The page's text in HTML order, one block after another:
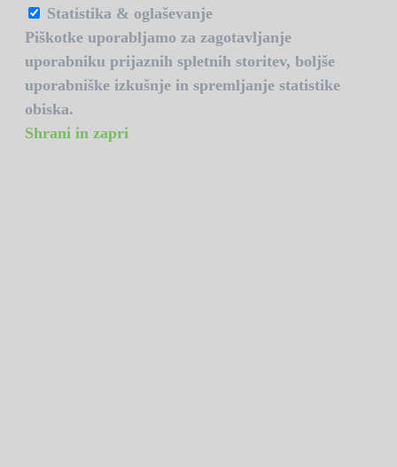
Statistika & oglaševanje
Piškotke uporabljamo za zagotavljanje
uporabniku prijaznih spletnih storitev, boljše
uporabniške izkušnje in spremljanje statistike
obiska.
Shrani in zapri